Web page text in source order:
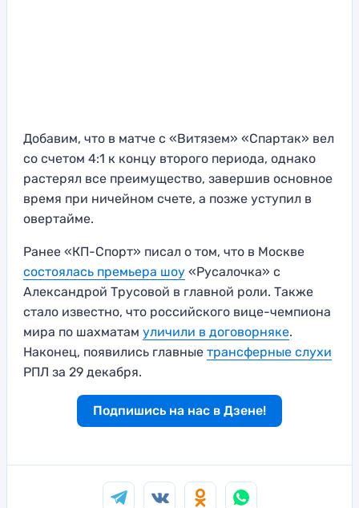
Добавим, что в матче с «Витязем» «Спартак» вел
со счетом 4:1 к концу второго периода, однако
растерял все преимущество, завершив основное
время при ничейном счете, а позже уступил в
овертайме.
Ранее «КП-Спорт» писал о том, что в Москве
состоялась премьера шоу «Русалочка» с
Александрой Трусовой в главной роли. Также
стало известно, что российского вице-чемпиона
мира по шахматам уличили в договорняке.
Наконец, появились главные трансферные слухи
РПЛ за 29 декабря.
Подпишись на нас в Дзене!